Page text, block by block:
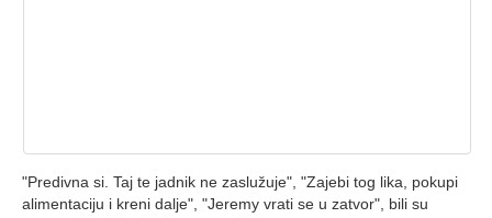
"Predivna si. Taj te jadnik ne zaslužuje", "Zajebi tog lika, pokupi
alimentaciju i kreni dalje", "Jeremy vrati se u zatvor", bili su